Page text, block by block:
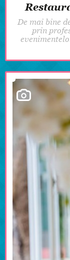
De mai bine
prin